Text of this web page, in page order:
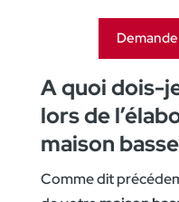
A quoi dois-
lors de
maison
Comme dit